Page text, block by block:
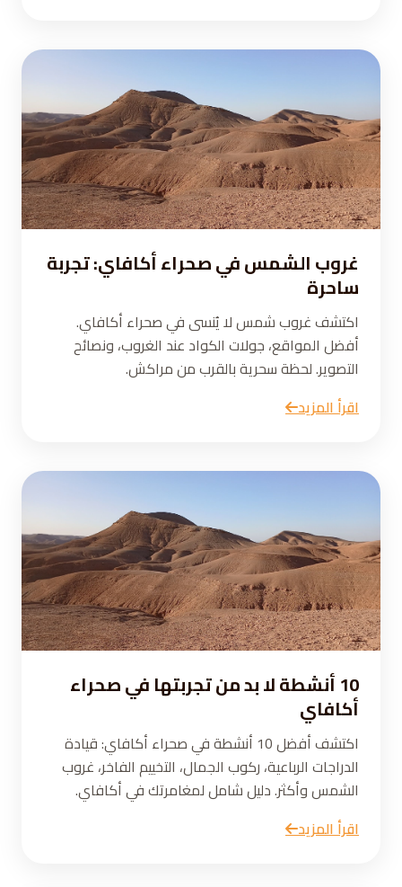
غروب الشمس في صحراء أكافاي: تجربة
ساحرة
اكتشف غروب شمس لا يُنسى في صحراء أكافاي.
أفضل المواقع، جولات الكواد عند الغروب، ونصائح
التصوير. لحظة سحرية بالقرب من مراكش.
اقرأ المزيد
10 أنشطة لا بد من تجربتها في صحراء
أكافاي
اكتشف أفضل 10 أنشطة في صحراء أكافاي: قيادة
الدراجات الرباعية، ركوب الجمال، التخييم الفاخر، غروب
الشمس وأكثر. دليل شامل لمغامرتك في أكافاي.
اقرأ المزيد